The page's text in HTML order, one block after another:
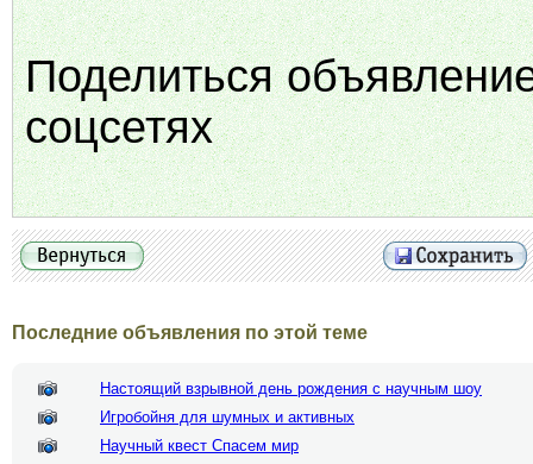
Поделиться
соцсетях
Последние объявления по этой теме
Настоящий взрывной день рождения с научным шоу
Игробойня для шумных и активных
Научный квест Спасем мир